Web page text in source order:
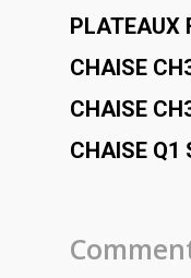
PLATEAUX
CHAISE
CHAISE
CHAISE Q1